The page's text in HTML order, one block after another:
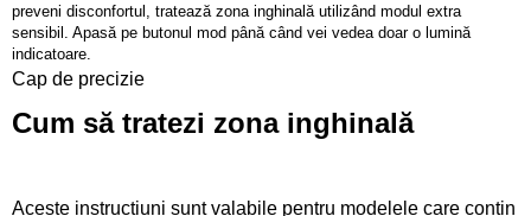
preveni disconfortul, tratează zona inghinală utilizând modul extra
sensibil. Apasă pe butonul mod până când vei vedea doar o lumină
indicatoare.
Cap de precizie
Cum să tratezi zona inghinală
Aceste instructiuni sunt valabile pentru modelele care contin